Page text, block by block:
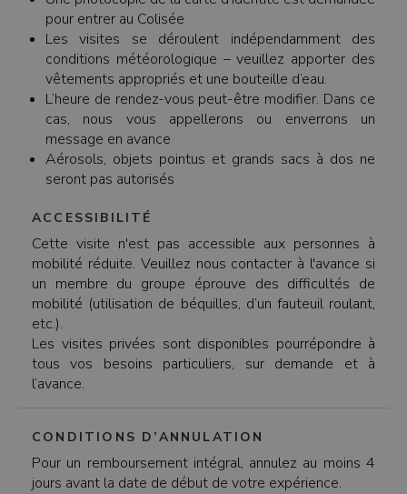
pour entrer au Colisée
Les visites se déroulent indépendamment des
conditions météorologique – veuillez apporter des
vêtements appropriés et une bouteille d’eau.
L’heure de rendez-vous peut-être modifier. Dans ce
cas, nous vous appellerons ou enverrons un
message en avance
Aérosols, objets pointus et grands sacs à dos ne
seront pas autorisés
ACCESSIBILITÉ
Cette visite n'est pas accessible aux personnes à
mobilité réduite. Veuillez nous contacter à l'avance si
un membre du groupe éprouve des difficultés de
mobilité (utilisation de béquilles, d’un fauteuil roulant,
etc.).
Les visites privées sont disponibles pourrépondre à
tous vos besoins particuliers, sur demande et à
l’avance.
CONDITIONS D’ANNULATION
Pour un remboursement intégral, annulez au moins 4
jours avant la date de début de votre expérience.